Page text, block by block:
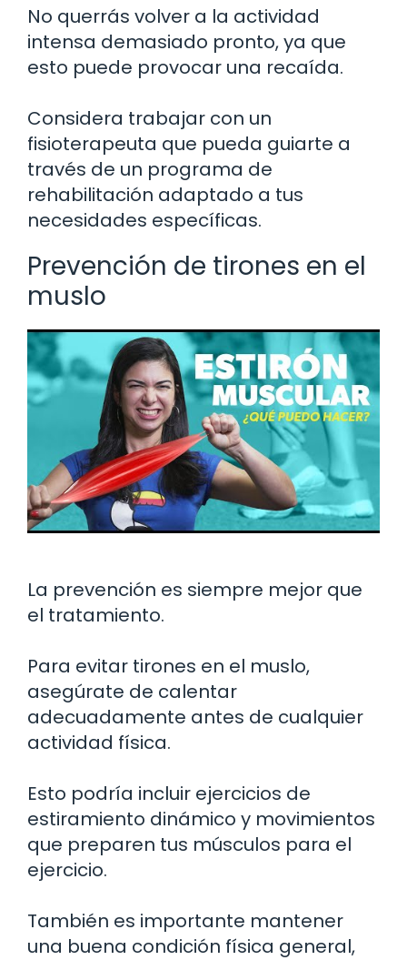
No querrás volver a la actividad
intensa demasiado pronto, ya que
esto puede provocar una recaída.
Considera trabajar con un
fisioterapeuta que pueda guiarte a
través de un programa de
rehabilitación adaptado a tus
necesidades específicas.
Prevención de tirones en el
muslo
La prevención es siempre mejor que
el tratamiento.
Para evitar tirones en el muslo,
asegúrate de calentar
adecuadamente antes de cualquier
actividad física.
Esto podría incluir ejercicios de
estiramiento dinámico y movimientos
que preparen tus músculos para el
ejercicio.
También es importante mantener
una buena condición física general,